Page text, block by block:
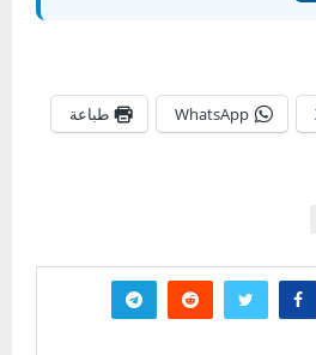
WhatsApp طباعة